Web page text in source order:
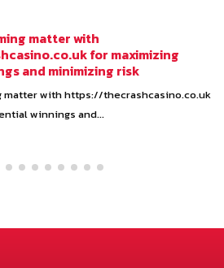
matter with
for maximizing
and minimizing risk
matter with https://thecrashcasino.co.uk
winnings and...